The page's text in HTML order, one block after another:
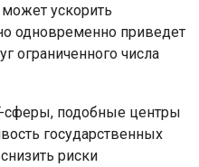
ускорить
одновременно приведет
ограниченного числа
сферы, подобные центры
государственных
риски